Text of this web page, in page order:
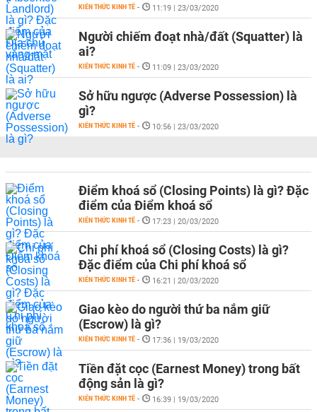
KIẾN THỨC KINH TẾ - 11:19 | 23/03/2020
Người chiếm đoạt nhà/đất (Squatter) là
ai?
KIẾN THỨC KINH TẾ - 11:09 | 23/03/2020
Sở hữu ngược (Adverse Possession) là
gì?
KIẾN THỨC KINH TẾ - 10:56 | 23/03/2020
Điểm khoá sổ (Closing Points) là gì? Đặc
điểm của Điểm khoá sổ
KIẾN THỨC KINH TẾ - 17:23 | 20/03/2020
Chi phí khoá sổ (Closing Costs) là gì?
Đặc điểm của Chi phí khoá sổ
KIẾN THỨC KINH TẾ - 16:21 | 20/03/2020
Giao kèo do người thứ ba nắm giữ
(Escrow) là gì?
KIẾN THỨC KINH TẾ - 17:36 | 19/03/2020
Tiền đặt cọc (Earnest Money) trong bất
động sản là gì?
KIẾN THỨC KINH TẾ - 16:39 | 19/03/2020